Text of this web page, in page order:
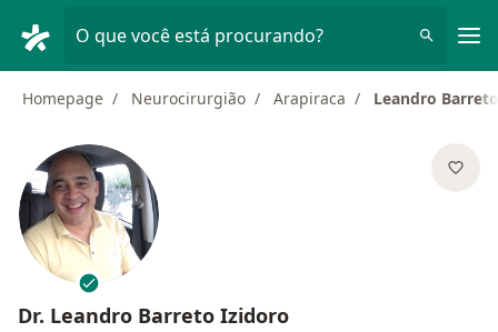
O que você está procurando?
Homepage Neurocirurgião Arapiraca Leandro
Dr. Leandro Barreto Izidoro